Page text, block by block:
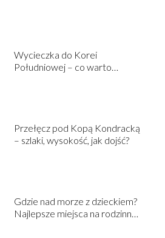
Wycieczka do Korei
Południowej – co warto
Przełęcz pod Kopą Kondracką
– szlaki, wysokość, jak dojść?
Gdzie nad morze z dzieckiem?
Najlepsze miejsca na rodzinny